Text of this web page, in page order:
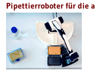
Pipettierroboter für die